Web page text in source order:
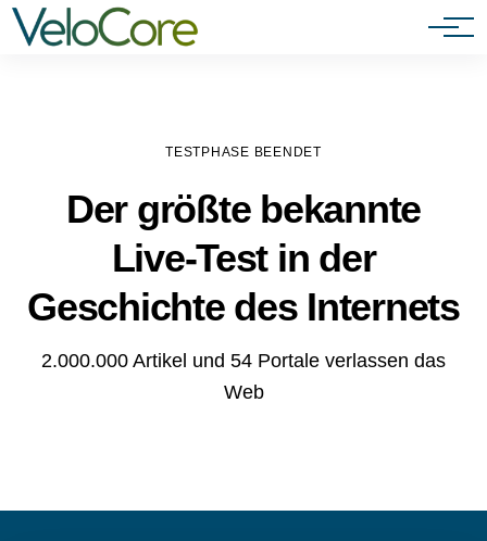
Agenturen & Webdesigner
TESTPHASE BEENDET
Der größte bekannte
Live-Test in der
Geschichte des Internets
2.000.000 Artikel und 54 Portale verlassen das
Web